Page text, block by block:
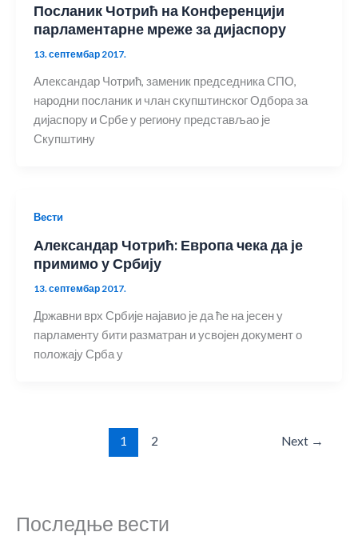
Посланик Чотрић на Конференцији
парламентарне мреже за дијаспору
13. септембар 2017.
Александар Чотрић, заменик председника СПО,
народни посланик и члан скупштинског Одбора за
дијаспору и Србе у региону представљао је
Скупштину
Вести
Александар Чотрић: Европа чека да је
примимо у Србију
13. септембар 2017.
Државни врх Србије најавио је да ће на јесен у
парламенту бити разматран и усвојен документ о
положају Срба у
1 2 Next →
Последње вести